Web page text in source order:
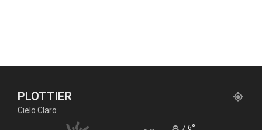
PLOTTIER
Cielo Claro
7.6